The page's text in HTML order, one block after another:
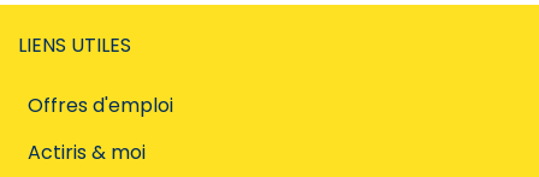
LIENS UTILES
Offres d'emploi
Actiris & moi